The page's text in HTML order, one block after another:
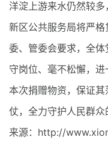
洋淀上游来水仍然较多
新区公共服务局将严
委、管委会要求，全
守岗位、毫不松懈，
本次捐赠物资，保证
仗，全力守护人民群众
来源：http://